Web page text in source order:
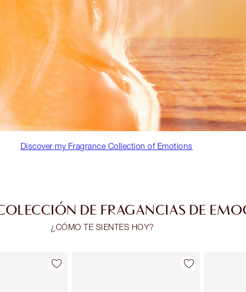
Discover my Fragrance Collection of Emotions
DE FRAGANCIAS DE
¿CÓMO TE SIENTES HOY?
Artículo 2 de 30 Artículo 3 de 30